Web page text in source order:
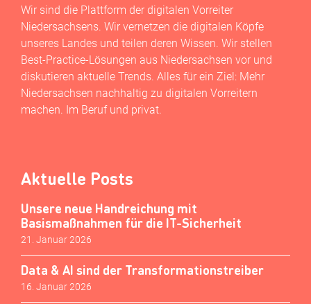
Wir sind die Plattform der digitalen Vorreiter
Niedersachsens. Wir vernetzen die digitalen Köpfe
unseres Landes und teilen deren Wissen. Wir stellen
Best-Practice-Lösungen aus Niedersachsen vor und
diskutieren aktuelle Trends. Alles für ein Ziel: Mehr
Niedersachsen nachhaltig zu digitalen Vorreitern
machen. Im Beruf und privat.
Aktuelle Posts
Unsere neue Handreichung mit
Basismaßnahmen für die IT-Sicherheit
21. Januar 2026
Data & AI sind der Transformationstreiber
16. Januar 2026